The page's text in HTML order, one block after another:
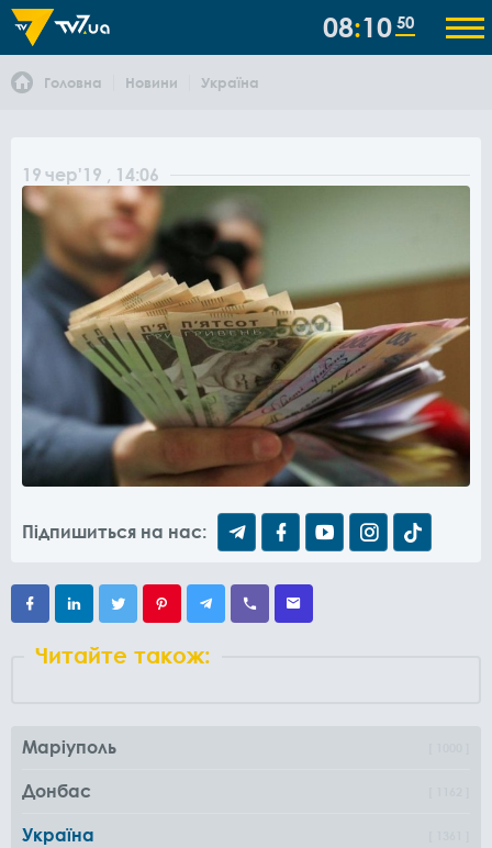
08 10 50
Головна Новини Україна
19 чер'19 , 14:06
Підпишиться на нас:
Читайте також:
Маріуполь
Донбас
Україна